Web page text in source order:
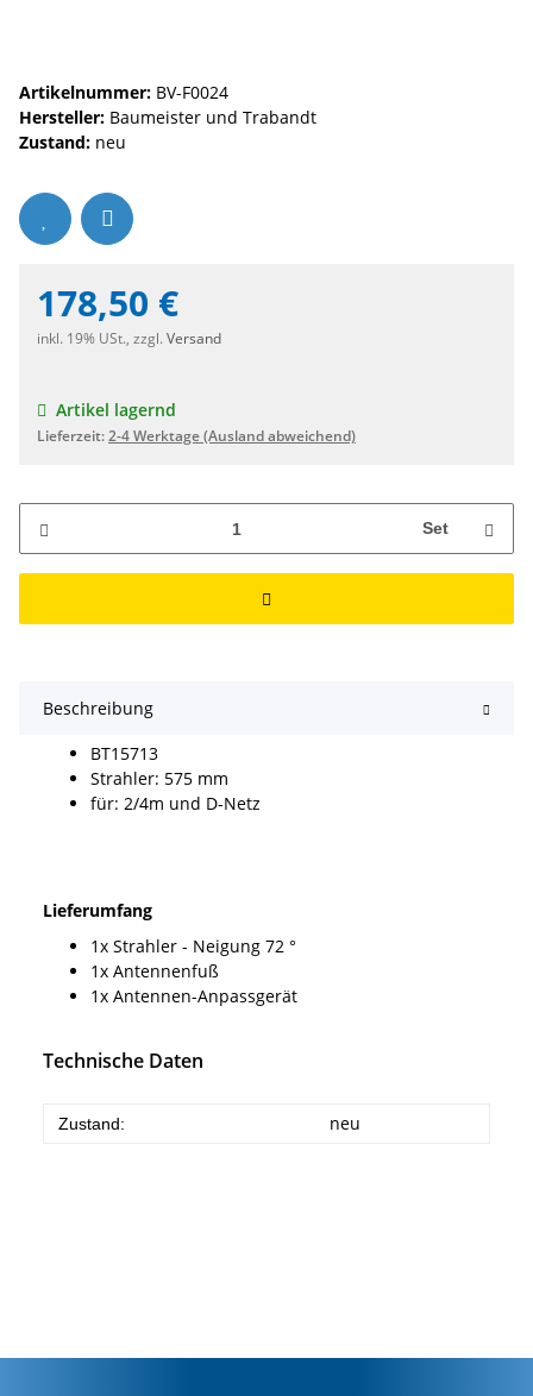
Artikelnummer: BV-F0024
Hersteller: Baumeister und Trabandt
Zustand: neu
178,50 €
inkl. 19% USt., zzgl. Versand
Artikel lagernd
Lieferzeit:2-4 Werktage(Ausland abweichend)
Set
Beschreibung
BT15713
Strahler: 575 mm
für: 2/4m und D-Netz
Lieferumfang
1x Strahler - Neigung 72 °
1x Antennenfuß
1x Antennen-Anpassgerät
Technische Daten
Zustand: neu